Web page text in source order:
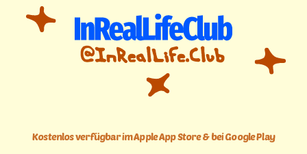
Kostenlos verfügbar im Apple App Store & bei Google Play